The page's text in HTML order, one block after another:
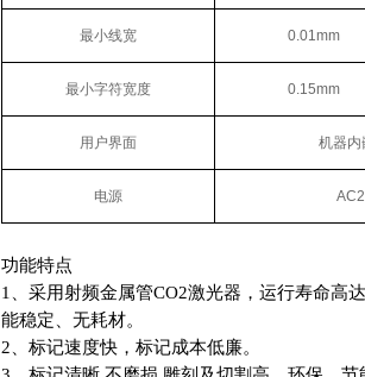
最小线宽 0.01mm
最小字符宽度 0.15mm
用户界面 机器内
电源
功能特点
1、采用射频金属管CO2激光器，运行寿命高
能稳定、无耗材。
2、标记速度快，标记成本低廉。